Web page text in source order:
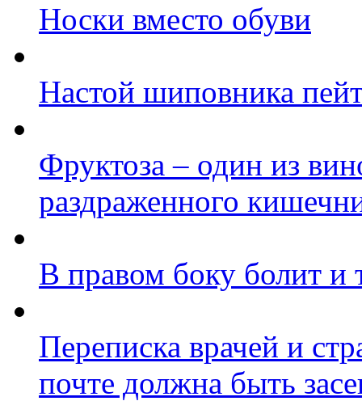
Носки вместо обуви
Настой шиповника
Фруктоза – один из
раздраженного
В правом боку болит и
Переписка врачей и
почте должна быть